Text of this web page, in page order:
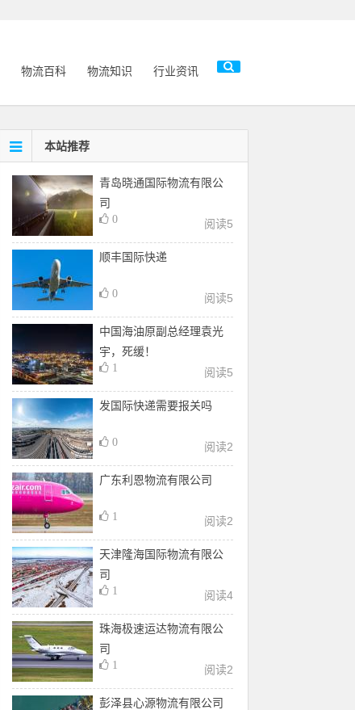
物流百科 物流知识 行业资讯
本站推荐
青岛晓通国际物流有限公
司
阅读5
0
顺丰国际快递
阅读5
0
中国海油原副总经理袁光
宇，死缓！
阅读5
1
发国际快递需要报关吗
阅读2
0
广东利恩物流有限公司
阅读2
1
天津隆海国际物流有限公
司
阅读4
1
珠海极速运达物流有限公
司
阅读2
1
彭泽县心源物流有限公司